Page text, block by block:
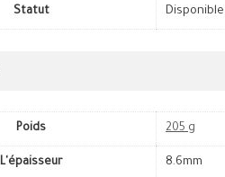
Statut Disponible
Poids 205 g
L'épaisseur 8.6mm